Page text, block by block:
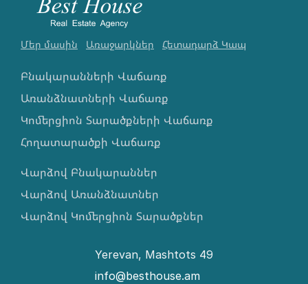
Մեր մասին Առաջարկներ Հետադարձ Կապ
Բնակարանների Վաճառք
Առանձնատների Վաճառք
Կոմերցիոն Տարածքների Վաճառք
Հողատարածքի Վաճառք
Վարձով Բնակարաններ
Վարձով Առանձնատներ
Վարձով Կոմերցիոն Տարածքներ
Yerevan, Mashtots 49
info@besthouse.am